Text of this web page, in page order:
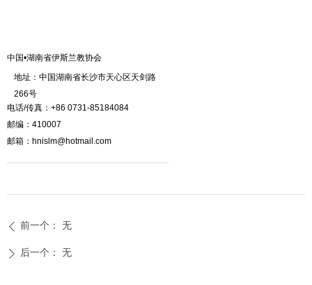
地址：中国湖南省长沙市天心区天剑路
266号
中国•湖南省伊斯兰教协会
电话/传真：+86 0731-85184084
邮编：410007
邮箱：hnislm@hotmail.com
ꄴ 前一个： 无
ꄲ 后一个： 无